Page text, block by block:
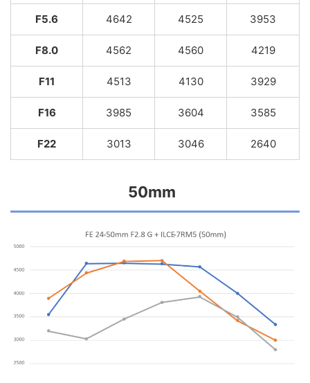
F5.6 4642 4525 3953
F8.0 4562 4560 4219
F11 4513 4130 3929
F16 3985 3604 3585
F22 3013 3046 2640
50mm